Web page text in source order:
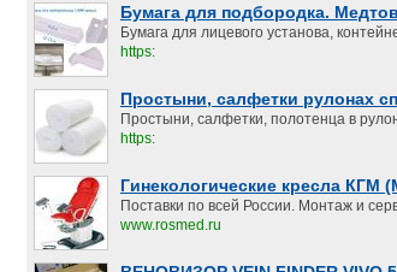
Бумага для подбородка.
Бумага для лицевого установа,
https:
Простыни, салфетки рулонах
Простыни, салфетки, полотенца в
https:
Гинекологические кресла КГМ
Поставки по всей России. Монтаж и
www.rosmed.ru